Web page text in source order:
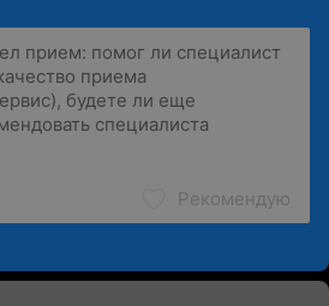
Рекомендую